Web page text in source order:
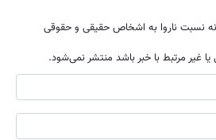
نسبت ناروا به اشخاص حقیقی و حقوقی
یا غیر مرتبط با خبر باشد منتشر نمی‌شود.